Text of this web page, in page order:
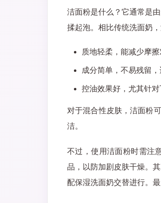
洁面粉是什么？它通常是
揉起泡。相比传统洗面奶
质地轻柔，能减少摩擦
成分简单，不易残留，
控油效果好，尤其针对
对于混合性皮肤，洁面粉
洁。
不过，使用洁面粉时需注
品，以防加剧皮肤干燥。
配保湿洗面奶交替进行。